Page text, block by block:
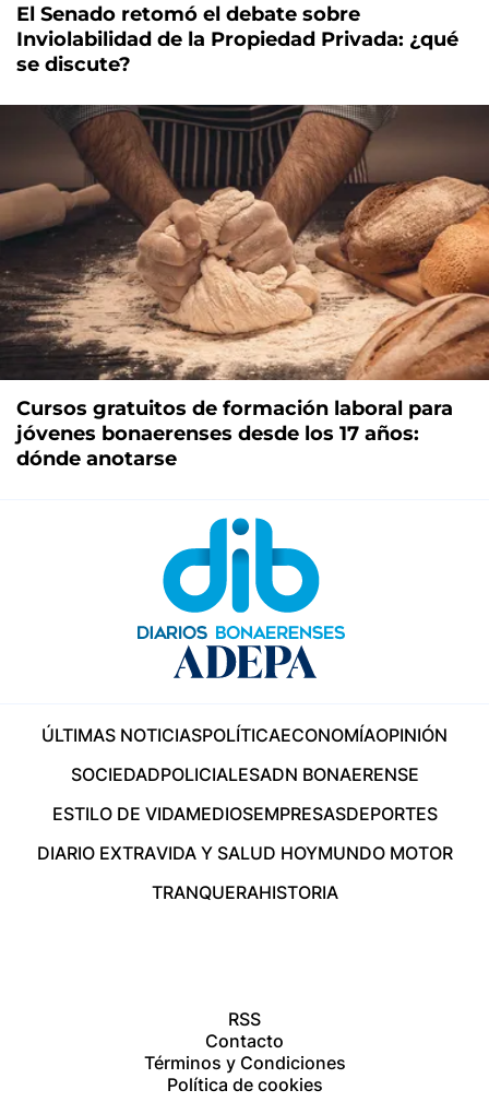
El Senado retomó el debate sobre
Inviolabilidad de la Propiedad Privada: ¿qué
se discute?
Cursos gratuitos de formación laboral para
jóvenes bonaerenses desde los 17 años:
dónde anotarse
ÚLTIMAS NOTICIASPOLÍTICAECONOMÍAOPINIÓN
SOCIEDADPOLICIALESADN BONAERENSE
ESTILO DE VIDAMEDIOSEMPRESASDEPORTES
DIARIO EXTRAVIDA Y SALUD HOYMUNDO MOTOR
TRANQUERAHISTORIA
RSS
Contacto
Términos y Condiciones
Política de cookies